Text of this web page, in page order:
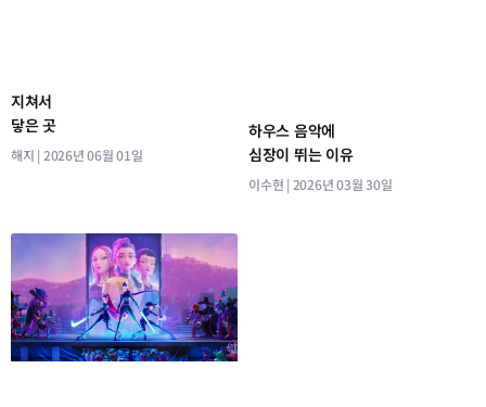
지쳐서
닿은 곳
해지 2026년 06월 01일
하우스 음악에
심장이 뛰는 이유
이수현 2026년 03월 30일